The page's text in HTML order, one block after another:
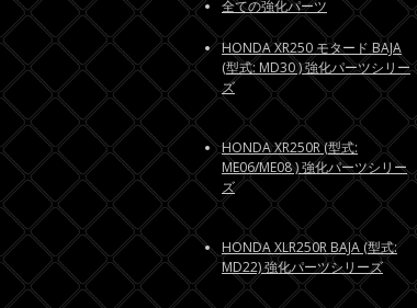
全ての強化パーツ
HONDA XR250 モタード BAJA
(型式: MD30 ) 強化パーツシリー
ズ
HONDA XR250R (型式:
ME06/ME08 ) 強化パーツシリー
ズ
HONDA XLR250R BAJA (型式:
MD22) 強化パーツシリーズ